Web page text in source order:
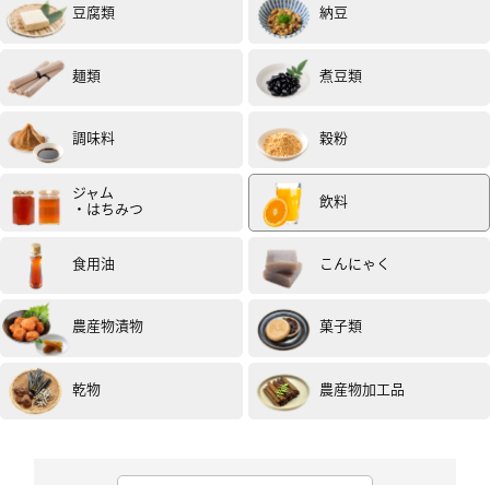
★★★★★
2025.02
牛乳と割って飲むのと炭酸で割って飲んでみました。
美味しくいただきました。
イチゴの加工品は、あまり好きではないのですがこちら
の商品はイチゴの感じが生のイチゴの用なダイレクトの
風味ですごく美味しかったです。
次は、刺身かってカルパッチョにしてみようと思いま
ありがとうございました。(試食モニター)
豆腐類 納豆
麺類 煮豆類
調味料 穀粉
ジャム
・はちみつ 飲料
食用油 こんにゃく
農産物漬物 菓子類
乾物 農産物加工品